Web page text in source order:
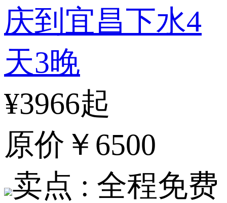
庆到宜昌下水4
天3晚
¥3966起
原价 ￥6500
卖点 : 全程免费